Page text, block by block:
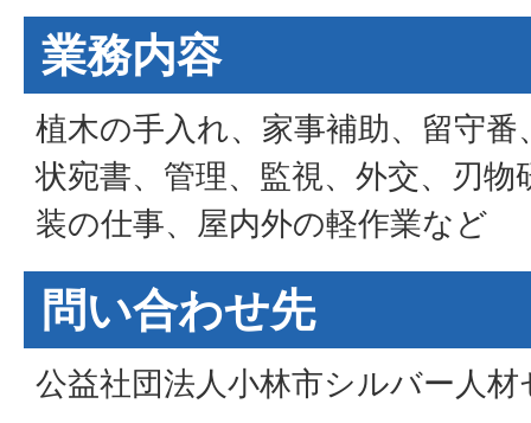
業務内容
植木の手入れ、家事補助、留守
状宛書、管理、監視、外交、刃物
装の仕事、屋内外の軽作業など
問い合わせ先
公益社団法人小林市シルバー人材